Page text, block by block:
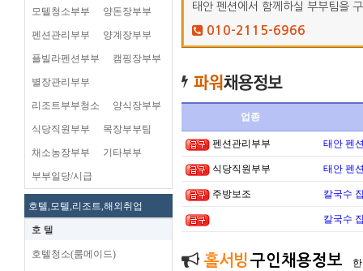
모텔청소부부 양돈장부부
펜션관리부부 양계장부부
플빌라펜션부부 캠핑장부부
별장관리부부
리조트부부청소 양식장부부
식당직원부부 목장부부팀
채소농장부부 기타부부
부부일당/시급
호텔,모텔,리조트,해외취업
호 텔
호텔청소(룸메이드)
태안 펜션에서 함께하실 부부팀을
010-2115-6966
업종
펜션관리부부 태안 펜
식당직원부부 태안 펜
주방보조 칼국수
칼국수
홀서빙 구인채용정보